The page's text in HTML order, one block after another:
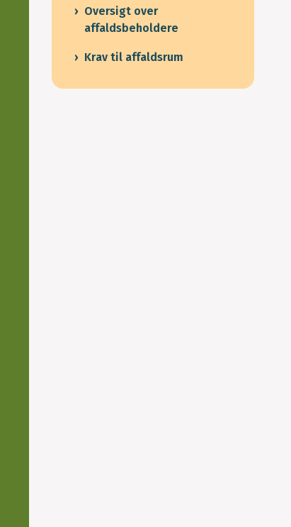
Oversigt over
affaldsbeholdere
Krav til affaldsrum